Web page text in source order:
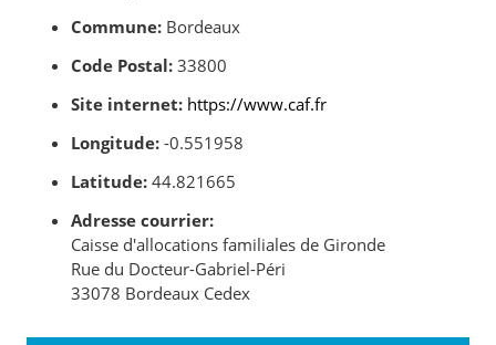
Commune: Bordeaux
Code Postal: 33800
Site internet: https://www.caf.fr
Longitude: -0.551958
Latitude: 44.821665
Adresse courrier:
Caisse d'allocations familiales de Gironde
Rue du Docteur-Gabriel-Péri
33078 Bordeaux Cedex